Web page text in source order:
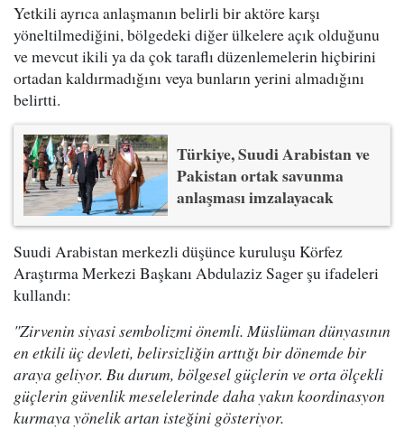
Yetkili ayrıca anlaşmanın belirli bir aktöre karşı
yöneltilmediğini, bölgedeki diğer ülkelere açık olduğunu
ve mevcut ikili ya da çok taraflı düzenlemelerin hiçbirini
ortadan kaldırmadığını veya bunların yerini almadığını
belirtti.
Türkiye, Suudi Arabistan ve
Pakistan ortak savunma
anlaşması imzalayacak
Suudi Arabistan merkezli düşünce kuruluşu Körfez
Araştırma Merkezi Başkanı Abdulaziz Sager şu ifadeleri
kullandı:
"Zirvenin siyasi sembolizmi önemli. Müslüman dünyasının
en etkili üç devleti, belirsizliğin arttığı bir dönemde bir
araya geliyor. Bu durum, bölgesel güçlerin ve orta ölçekli
güçlerin güvenlik meselelerinde daha yakın koordinasyon
kurmaya yönelik artan isteğini gösteriyor.